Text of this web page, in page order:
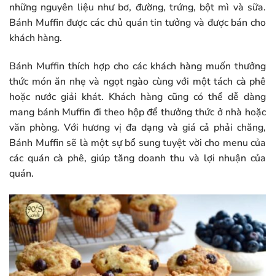
những nguyên liệu như bơ, đường, trứng, bột mì và sữa.
Bánh Muffin được các chủ quán tin tưởng và được bán cho
khách hàng.
Bánh Muffin thích hợp cho các khách hàng muốn thưởng
thức món ăn nhẹ và ngọt ngào cùng với một tách cà phê
hoặc nước giải khát. Khách hàng cũng có thể dễ dàng
mang bánh Muffin đi theo hộp để thưởng thức ở nhà hoặc
văn phòng. Với hương vị đa dạng và giá cả phải chăng,
Bánh Muffin sẽ là một sự bổ sung tuyệt vời cho menu của
các quán cà phê, giúp tăng doanh thu và lợi nhuận của
quán.